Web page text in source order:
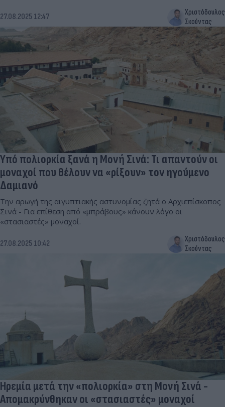
27.08.2025 12:47
Χριστόδουλος
Σκούντας
Υπό πολιορκία ξανά η Μονή Σινά: Τι απαντούν οι
μοναχοί που θέλουν να «ρίξουν» τον ηγούμενο
Δαμιανό
Την αρωγή της αιγυπτιακής αστυνομίας ζητά ο Αρχιεπίσκοπος
Σινά - Για επίθεση από «μπράβους» κάνουν λόγο οι
«στασιαστές» μοναχοί.
27.08.2025 10:42
Χριστόδουλος
Σκούντας
Ηρεμία μετά την «πολιορκία» στη Μονή Σινά -
Απομακρύνθηκαν οι «στασιαστές» μοναχοί